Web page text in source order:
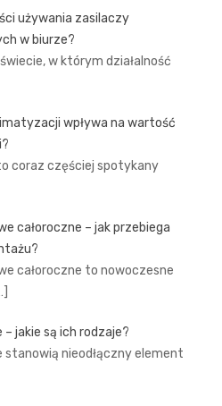
używania zasilaczy
w biurze?
w którym działalność
wpływa na wartość
coraz częściej spotykany
całoroczne – jak przebiega
całoroczne to nowoczesne
– jakie są ich rodzaje?
stanowią nieodłączny element